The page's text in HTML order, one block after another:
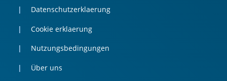
Datenschutzerklaerung
Cookie erklaerung
Nutzungsbedingungen
Über uns